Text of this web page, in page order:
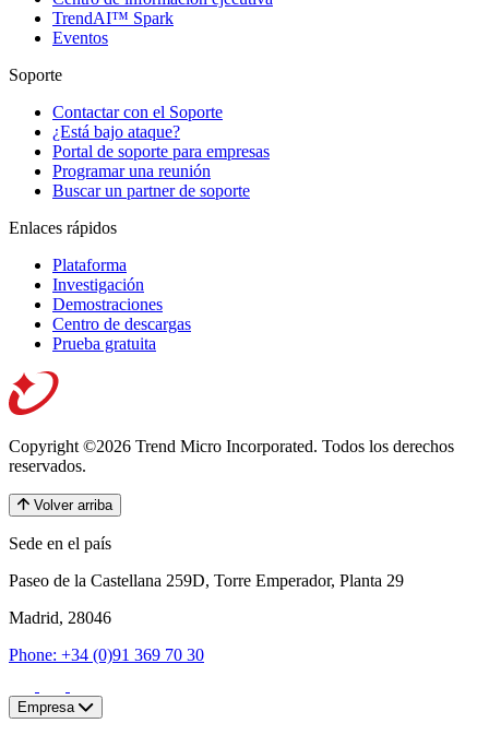
TrendAI™ Spark
Eventos
Soporte
Contactar con el Soporte
¿Está bajo ataque?
Portal de soporte para empresas
Programar una reunión
Buscar un partner de soporte
Enlaces rápidos
Plataforma
Investigación
Demostraciones
Centro de descargas
Prueba gratuita
Copyright ©2026 Trend Micro Incorporated. Todos los derechos
reservados.
Volver arriba
Sede en el país
Paseo de la Castellana 259D, Torre Emperador, Planta 29
Madrid, 28046
Phone: +34 (0)91 369 70 30
Empresa